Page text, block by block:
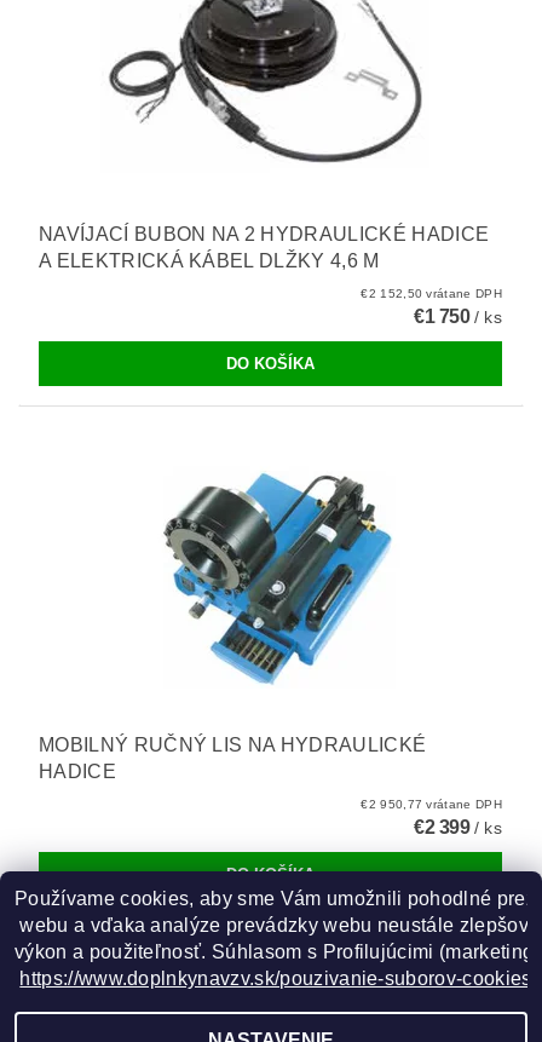
NAVÍJACÍ BUBON NA 2 HYDRAULICKÉ HADICE
A ELEKTRICKÁ KÁBEL DLŽKY 4,6 M
€2 152,50 vrátane DPH
€1 750/ ks
MOBILNÝ RUČNÝ LIS NA HYDRAULICKÉ
HADICE
€2 950,77 vrátane DPH
€2 399/ ks
GOOGLE
Používame cookies, aby sme Vám umožnili pohodlné
webu a vďaka analýze prevádzky webu neustále
výkon a použiteľnosť. Súhlasom s Profilujúcimi
https://www.doplnkynavzv.sk/pouzivanie-suborov-cookies/